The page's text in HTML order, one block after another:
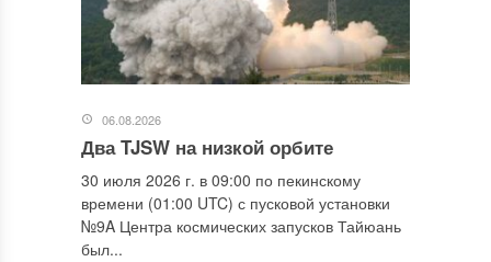
06.08.2026
Два TJSW на низкой орбите
30 июля 2026 г. в 09:00 по пекинскому
времени (01:00 UTC) с пусковой установки
№9A Центра космических запусков Тайюань
был...